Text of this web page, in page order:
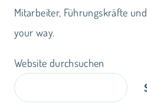
Mitarbeiter, Führungskräfte
your way.
Website durchsuchen